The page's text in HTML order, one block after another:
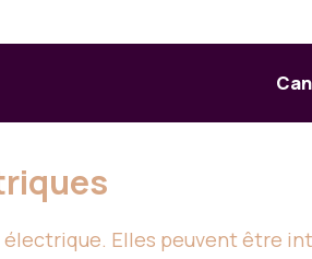
électrique. Elles peuvent être